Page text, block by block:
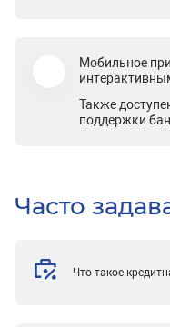
Мобильное
Также
поддержки
Часто
Что такое